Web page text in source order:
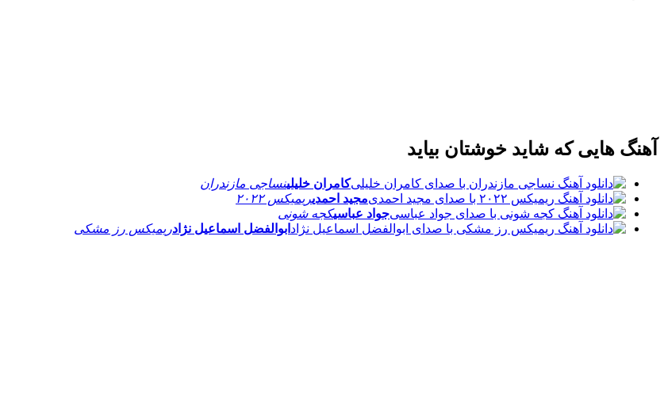
آهنگ هایی که شاید خوشتان بیاید
کامران خلیلینساجی مازندران
مجید احمدیریمیکس ۲۰۲۲
جواد عباسیکجه شونی
ابوالفضل اسماعیل نژادریمیکس رز مشکی